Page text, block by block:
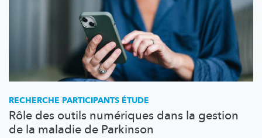
RECHERCHE PARTICIPANTS ÉTUDE
Rôle des outils numériques dans la gestion
de la maladie de Parkinson